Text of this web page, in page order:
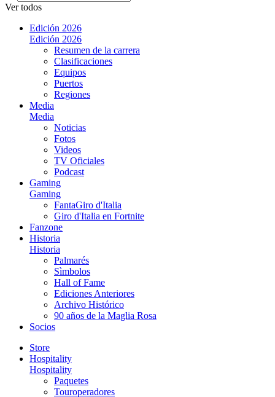
Ver todos
Edición 2026
Edición 2026
Resumen de la carrera
Clasificaciones
Equipos
Puertos
Regiones
Media
Media
Noticias
Fotos
Videos
TV Oficiales
Podcast
Gaming
Gaming
FantaGiro d'Italia
Giro d'Italia en Fortnite
Fanzone
Historia
Historia
Palmarés
Sìmbolos
Hall of Fame
Ediciones Anteriores
Archivo Histórico
90 años de la Maglia Rosa
Socios
Store
Hospitality
Hospitality
Paquetes
Touroperadores